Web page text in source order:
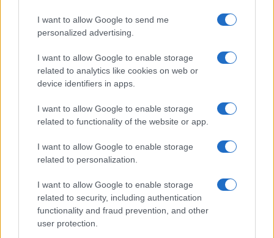
I want to allow Google to send me
personalized advertising.
I want to allow Google to enable storage
related to analytics like cookies on web or
device identifiers in apps.
I want to allow Google to enable storage
related to functionality of the website or app.
I want to allow Google to enable storage
related to personalization.
I want to allow Google to enable storage
related to security, including authentication
functionality and fraud prevention, and other
user protection.
Aggius conquista la classifica delle mete più
amate dell’estate 2026
NECROLOGIE
Mario Malu